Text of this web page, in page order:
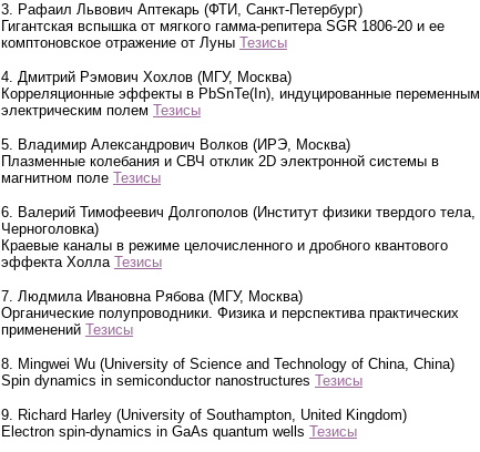
3. Рафаил Львович Аптекарь (ФТИ, Санкт-Петербург)
Гигантская вспышка от мягкого гамма-репитера SGR 1806-20 и ее
комптоновское отражение от Луны Тезисы
4. Дмитрий Рэмович Хохлов (МГУ, Москва)
Корреляционные эффекты в PbSnTe(In), индуцированные переменным
электрическим полем Тезисы
5. Владимир Александрович Волков (ИРЭ, Москва)
Плазменные колебания и СВЧ отклик 2D электронной системы в
магнитном поле Тезисы
6. Валерий Тимофеевич Долгополов (Институт физики твердого тела,
Черноголовка)
Краевые каналы в режиме целочисленного и дробного квантового
эффекта Холла Тезисы
7. Людмила Ивановна Рябова (МГУ, Москва)
Органические полупроводники. Физика и перспектива практических
применений Тезисы
8. Mingwei Wu (University of Science and Technology of China, China)
Spin dynamics in semiconductor nanostructures Тезисы
9. Richard Harley (University of Southampton, United Kingdom)
Electron spin-dynamics in GaAs quantum wells Тезисы